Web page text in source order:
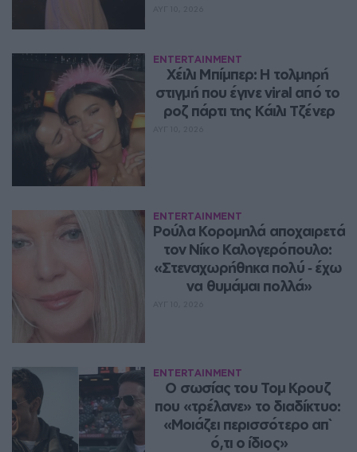
ENTERTAINMENT
Χέιλι Μπίμπερ: Η τολμηρή
στιγμή που έγινε viral από το
ροζ πάρτι της Κάιλι Τζένερ
ENTERTAINMENT
Ρούλα Κορομηλά αποχαιρετά
τον Νίκο Καλογερόπουλο:
«Στεναχωρήθηκα πολύ ‑ έχω
να θυμάμαι πολλά»
ENTERTAINMENT
Ο σωσίας του Τομ Κρουζ
που «τρέλανε» το διαδίκτυο:
«Μοιάζει περισσότερο απ`
ό,τι ο ίδιος»